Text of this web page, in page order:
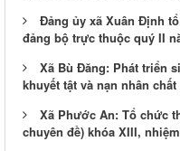
Đảng ủy xã Xuân Định
đảng bộ trực thuộc quý II
Xã Bù Đăng: Phát triển
khuyết tật và nạn nhân
Xã Phước An: Tổ chức
chuyên đề) khóa XIII, nhiệm